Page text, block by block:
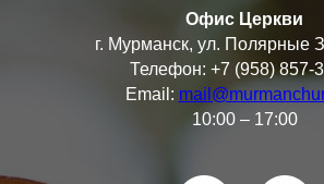
Офис Церкви
г. Мурманск, ул. Полярные
Телефон: +7 (958) 857-
Email:
10:00 – 17:00